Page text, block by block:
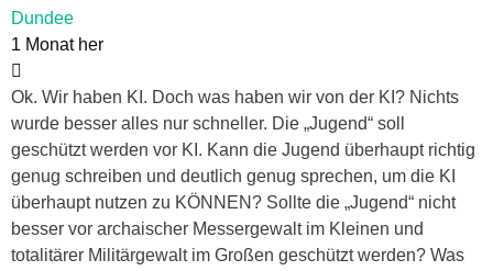
Dundee
1 Monat her
Ok. Wir haben KI. Doch was haben wir von der KI? Nichts
wurde besser alles nur schneller. Die „Jugend“ soll
geschützt werden vor KI. Kann die Jugend überhaupt richtig
genug schreiben und deutlich genug sprechen, um die KI
überhaupt nutzen zu KÖNNEN? Sollte die „Jugend“ nicht
besser vor archaischer Messergewalt im Kleinen und
totalitärer Militärgewalt im Großen geschützt werden? Was